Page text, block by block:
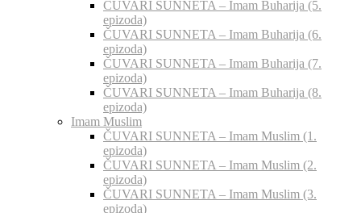
ČUVARI SUNNETA – Imam Buharija (5.
epizoda)
ČUVARI SUNNETA – Imam Buharija (6.
epizoda)
ČUVARI SUNNETA – Imam Buharija (7.
epizoda)
ČUVARI SUNNETA – Imam Buharija (8.
epizoda)
Imam Muslim
ČUVARI SUNNETA – Imam Muslim (1.
epizoda)
ČUVARI SUNNETA – Imam Muslim (2.
epizoda)
ČUVARI SUNNETA – Imam Muslim (3.
epizoda)